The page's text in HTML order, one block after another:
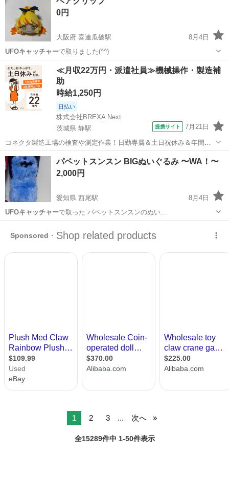
0円
大阪府 喜連瓜破駅
8月4日
UFOキャッチャーで取りました(^^)
大阪 大阪市 喜連瓜破駅 キッズ用品
≪月収22万円・派遣社員≫機械操作・製造補
助
時給1,250円
日払い
株式会社BREXA Next
茨城県 静駅
提携サイト 7月21日
コネクタ製造工場の検査や測定作業！日勤専属＆土日祝休み＆年間休
日128日★クリーンルーム内作業★マイカー通勤OK＆無料駐車場あり
★就業先食堂利用可！日払い制度あり！《茨城県常陸大宮市》 人気の
工場のお仕事 ◇コネクタ製造工...
茨城 常陸大宮市 静駅
パペットスンスン BIGぬいぐるみ 〜WA！〜
2,000円
愛知県 西尾駅
8月4日
UFOキャッチャーで取った パペットスンスンのぬい…
1 2 3 ... 次へ
全15289件中 1-50件表示